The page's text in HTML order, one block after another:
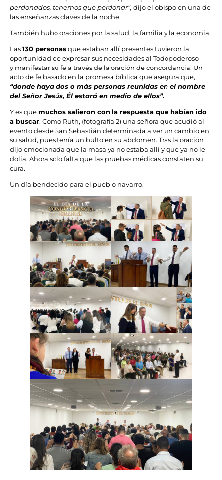
perdonados, tenemos que perdonar”, dijo el obispo en una de
las enseñanzas claves de la noche.
También hubo oraciones por la salud, la familia y la economía.
Las130 personasque estaban allí presentes tuvieron la
oportunidad de expresar sus necesidades al Todopoderoso
y manifestar su fe a través de la oración de concordancia. Un
acto de fe basado en la promesa bíblica que asegura que,
“donde haya dos o más personas reunidas en el nombre
del Señor Jesús, Él estará en medio de ellos”.
Y es que muchos salieron con la respuesta que habían ido
a buscar. Como Ruth, (fotografía 2) una señora que acudió al
evento desde San Sebastián determinada a ver un cambio en
su salud, pues tenía un bulto en su abdomen. Tras la oración
dijo emocionada que la masa ya no estaba allí y que ya no le
dolía. Ahora solo falta que las pruebas médicas constaten su
cura.
Un día bendecido para el pueblo navarro.